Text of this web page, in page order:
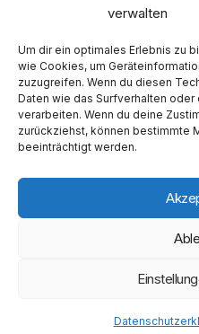
verwalten
Um dir ein optimales Erlebnis zu
wie Cookies, um
zuzugreifen. Wenn du diesen
Daten wie das Surfverhalten
verarbeiten. Wenn du deine
zurückziehst, können bestimmte
beeinträchtigt werden.
© 2026 FORUM -
Zwischenlager und